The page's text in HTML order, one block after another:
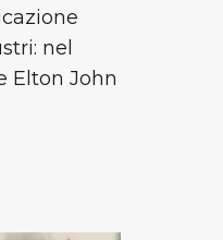
nel
Elton John